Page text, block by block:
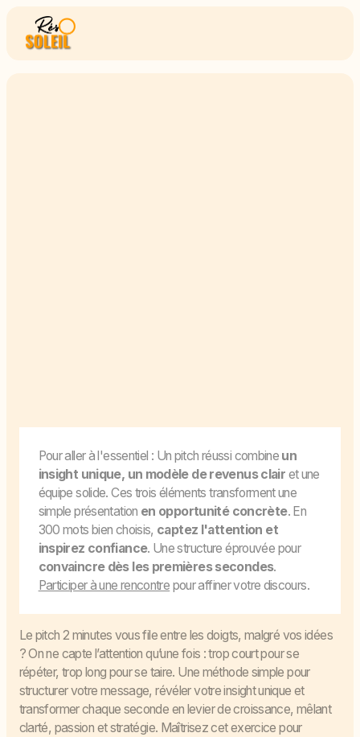
Pour aller à l'essentiel : Un pitch réussi combine un
insight unique, un modèle de revenus clair et une
équipe solide. Ces trois éléments transforment une
simple présentation en opportunité concrète. En
300 mots bien choisis, captez l'attention et
inspirez confiance. Une structure éprouvée pour
convaincre dès les premières secondes.
Participer à une rencontre pour affiner votre discours.
Le pitch 2 minutes vous file entre les doigts, malgré vos idées
? On ne capte l’attention qu’une fois : trop court pour se
répéter, trop long pour se taire. Une méthode simple pour
structurer votre message, révéler votre insight unique et
transformer chaque seconde en levier de croissance, mêlant
clarté, passion et stratégie. Maîtrisez cet exercice pour